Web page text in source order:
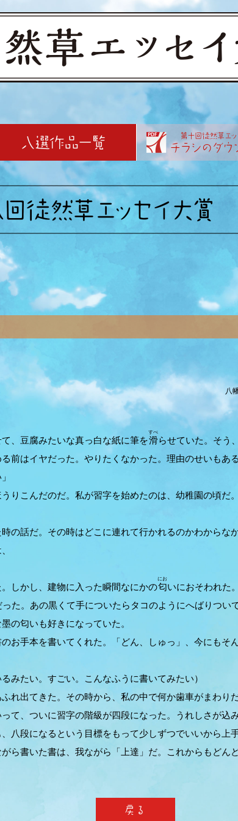
八
、豆腐みたいな真っ白な紙に筆を滑
すべ
らせていた。そう
前はイヤだった。やりたくなかった。理由のせいもあ
りこんだのだ。私が習字を始めたのは、幼稚園の頃だ
の話だ。その時はどこに連れて行かれるのかわからな
しかし、建物に入った瞬間なにかの匂
にお
いにおそわれた
った。あの黒くて手についたらタコのようにへばりつい
の匂いも好きになっていた。
お手本を書いてくれた。「どん、しゅっ」、今にもそ
みたい。すごい。こんなふうに書いてみたい）
れ出てきた。その時から、私の中で何か歯車がまわり
て、ついに習字の階級が四段になった。うれしさが込
八段になるという目標をもって少しずつでいいから上
ら書いた書は、我ながら「上達」だ。これからもどん